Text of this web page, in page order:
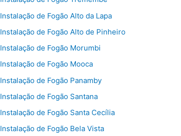
Instalação de Fogão Alto da Lapa
Instalação de Fogão Alto de Pinheiro
Instalação de Fogão Morumbi
Instalação de Fogão Mooca
Instalação de Fogão Panamby
Instalação de Fogão Santana
Instalação de Fogão Santa Cecília
Instalação de Fogão Bela Vista